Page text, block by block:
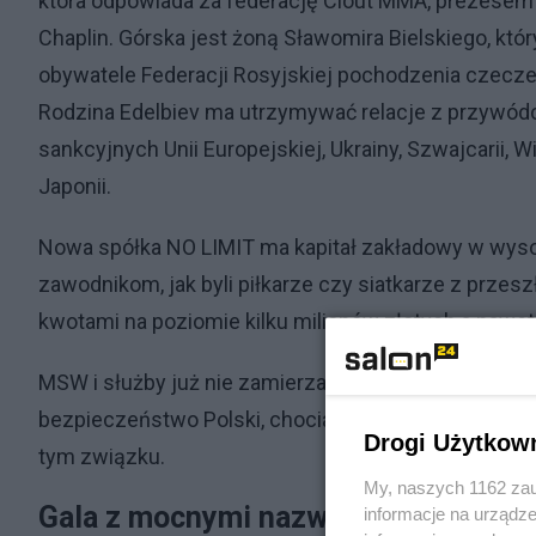
Chaplin. Górska jest żoną Sławomira Bielskiego,
obywatele Federacji Rosyjskiej pochodzenia
Rodzina Edelbiev ma utrzymywać relacje z
sankcyjnych Unii Europejskiej, Ukrainy, Szwajcarii,
Japonii.
Nowa spółka NO LIMIT ma kapitał zakładowy w
zawodnikom, jak byli piłkarze czy siatkarze z
kwotami na poziomie kilku milionów złotych a
MSW i służby już nie zamierzają czekać tak długo,
bezpieczeństwo Polski, chociaż pozornie bicie się
tym związku.
Gala z mocnymi nazwiskami i
Drogi
My, naszych 1162
informacje na